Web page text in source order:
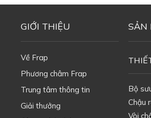
GIỚI THIỆU
Về Frap
Phương châm Frap
Trung tâm thông tin
Giải thưởng
SẢN
Bộ
Chậu
Vòi